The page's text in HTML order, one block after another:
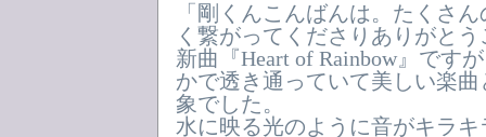
「剛くんこんばんは。たくさ
く繋がってくださりありがと
新曲『Heart of Rainbow』です
かで透き通っていて美しい楽
象でした。
水に映る光のように音がキラ